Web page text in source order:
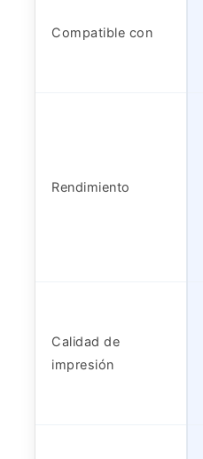
Compatible con
Rendimiento
Calidad de
impresión